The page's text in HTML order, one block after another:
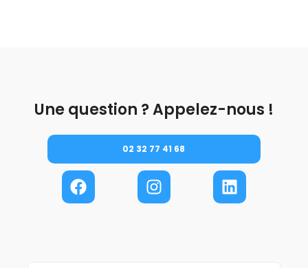
Une question ? Appelez-nous !
02 32 77 41 68